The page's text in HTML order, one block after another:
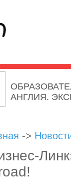
АНГЛИЯ.
->